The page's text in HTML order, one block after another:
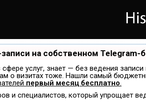
на собственном Telegram-
сфере услуг, знает — без ведения
о визитах тоже. Нашли самый
первый месяц бесплатно.
и специалистов, который упрощает